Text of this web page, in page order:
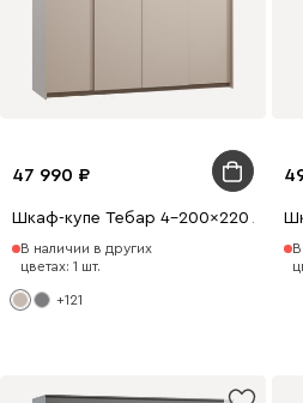
47 990
Шкаф-купе Тебар 4-200x220 Латте
В наличии в других
цветах: 1 шт.
+121
В